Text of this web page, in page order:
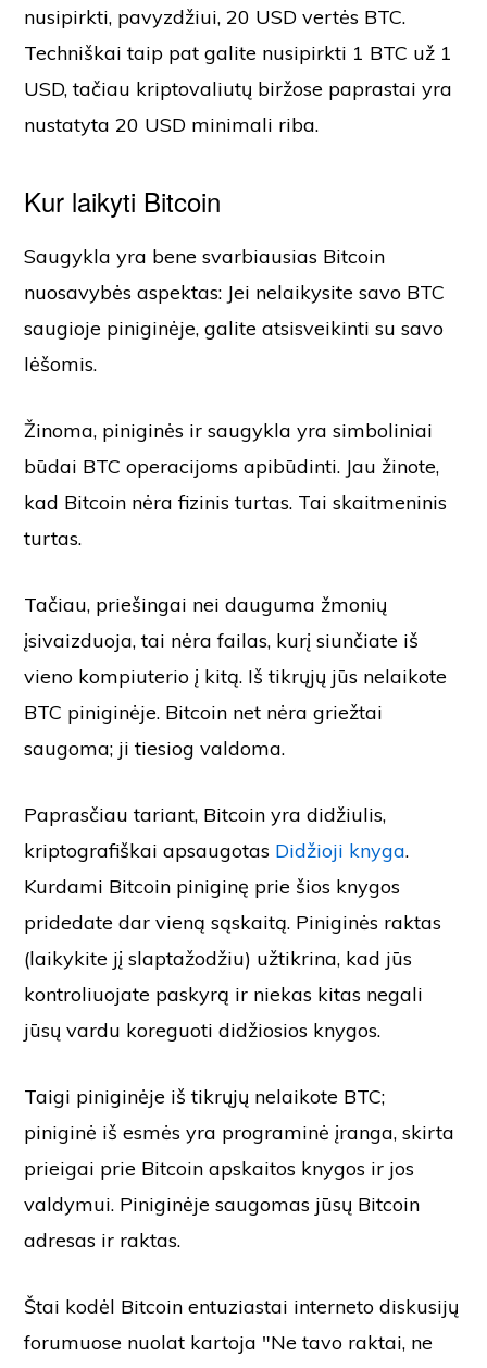
nusipirkti, pavyzdžiui, 20 USD vertės BTC.
Techniškai taip pat galite nusipirkti 1 BTC už 1
USD, tačiau kriptovaliutų biržose paprastai yra
nustatyta 20 USD minimali riba.
Kur laikyti Bitcoin
Saugykla yra bene svarbiausias Bitcoin
nuosavybės aspektas: Jei nelaikysite savo BTC
saugioje piniginėje, galite atsisveikinti su savo
lėšomis.
Žinoma, piniginės ir saugykla yra simboliniai
būdai BTC operacijoms apibūdinti. Jau žinote,
kad Bitcoin nėra fizinis turtas. Tai skaitmeninis
turtas.
Tačiau, priešingai nei dauguma žmonių
įsivaizduoja, tai nėra failas, kurį siunčiate iš
vieno kompiuterio į kitą. Iš tikrųjų jūs nelaikote
BTC piniginėje. Bitcoin net nėra griežtai
saugoma; ji tiesiog valdoma.
Paprasčiau tariant, Bitcoin yra didžiulis,
kriptografiškai apsaugotas Didžioji knyga.
Kurdami Bitcoin piniginę prie šios knygos
pridedate dar vieną sąskaitą. Piniginės raktas
(laikykite jį slaptažodžiu) užtikrina, kad jūs
kontroliuojate paskyrą ir niekas kitas negali
jūsų vardu koreguoti didžiosios knygos.
Taigi piniginėje iš tikrųjų nelaikote BTC;
piniginė iš esmės yra programinė įranga, skirta
prieigai prie Bitcoin apskaitos knygos ir jos
valdymui. Piniginėje saugomas jūsų Bitcoin
adresas ir raktas.
Štai kodėl Bitcoin entuziastai interneto diskusijų
forumuose nuolat kartoja "Ne tavo raktai, ne